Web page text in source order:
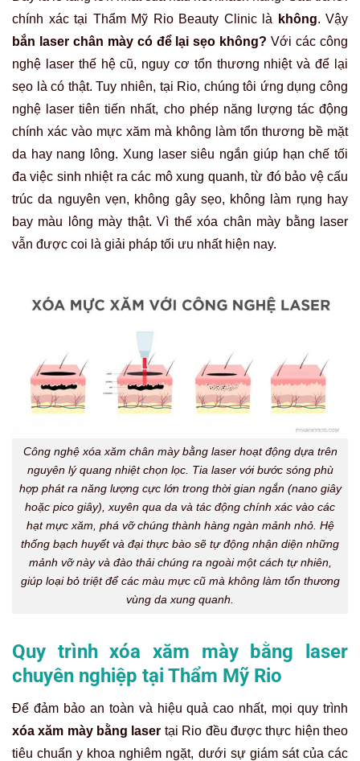
chính xác tại Thẩm Mỹ Rio Beauty Clinic là
không. Vậy
bắn laser chân mày có để lại sẹo không? Với các công
nghệ laser thế hệ cũ, nguy cơ tổn thương nhiệt và để lại
sẹo là có thật. Tuy nhiên, tại Rio, chúng tôi ứng dụng công
nghệ laser tiên tiến nhất, cho phép năng lượng tác động
chính xác vào mực xăm mà không làm tổn thương bề mặt
da hay nang lông. Xung laser siêu ngắn giúp hạn chế tối
đa việc sinh nhiệt ra các mô xung quanh, từ đó bảo vệ cấu
trúc da nguyên vẹn, không gây sẹo, không làm rụng hay
bay màu lông mày thật. Vì thếxóa chân mày bằng laser
vẫn được coi là giải pháp tối ưu nhất hiện nay.
Công nghệ xóa xăm chân mày bằng laser hoạt động dựa trên
nguyên lý quang nhiệt chọn lọc. Tia laser với bước sóng phù
hợp phát ra năng lượng cực lớn trong thời gian ngắn (nano giây
hoặc pico giây), xuyên qua da và tác động chính xác vào các
hạt mực xăm, phá vỡ chúng thành hàng ngàn mảnh nhỏ. Hệ
thống bạch huyết và đại thực bào sẽ tự động nhận diện những
mảnh vỡ này và đào thải chúng ra ngoài một cách tự nhiên,
giúp loại bỏ triệt để các màu mực cũ mà không làm tổn thương
vùng da xung quanh.
Quy trình xóa xăm mày bằng laser
chuyên nghiệp tại Thẩm Mỹ Rio
Để đảm bảo an toàn và hiệu quả cao nhất, mọi quy trình
xóa xăm mày bằng laser tại Rio đều được thực hiện theo
tiêu chuẩn y khoa nghiêm ngặt, dưới sự giám sát của các